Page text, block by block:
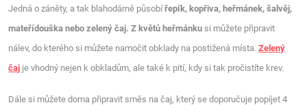
Jedná o záněty, a tak blahodárně působířepík, kopřiva, heřmánek, šalvěj,
mateřídouška nebo zelený čaj. Z květů heřmánku si můžete připravit
nálev, do kterého si můžete namočit obklady na postižená místa.Zelený
čaj je vhodný nejen k obkladům, ale také k pití, kdy si tak pročistíte krev.
Dále si můžete doma připravit směs na čaj, který se doporučuje popíjet 4